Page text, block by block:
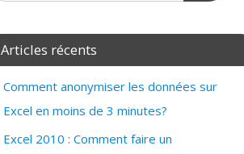
Articles récents
Comment anonymiser les données sur
Excel en moins de 3 minutes?
Excel 2010 : Comment faire un